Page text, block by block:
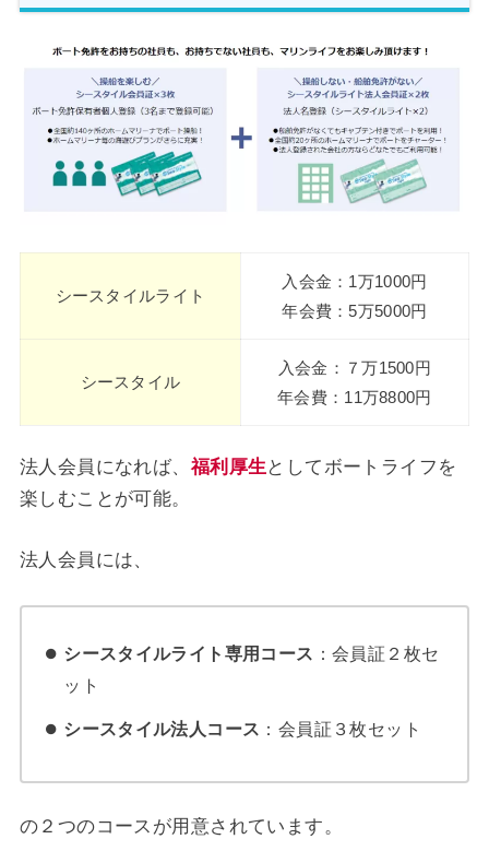
シースタイルライト
入会金：1万1000円
年会費：5万5000円
シースタイル
入会金：７万1500円
年会費：11万8800円
法人会員になれば、福利厚生としてボートライフを
楽しむことが可能。
法人会員には、
シースタイルライト専用コース ：会員証２枚セ
ット
シースタイル法人コース ：会員証３枚セット
の２つのコースが用意されています。